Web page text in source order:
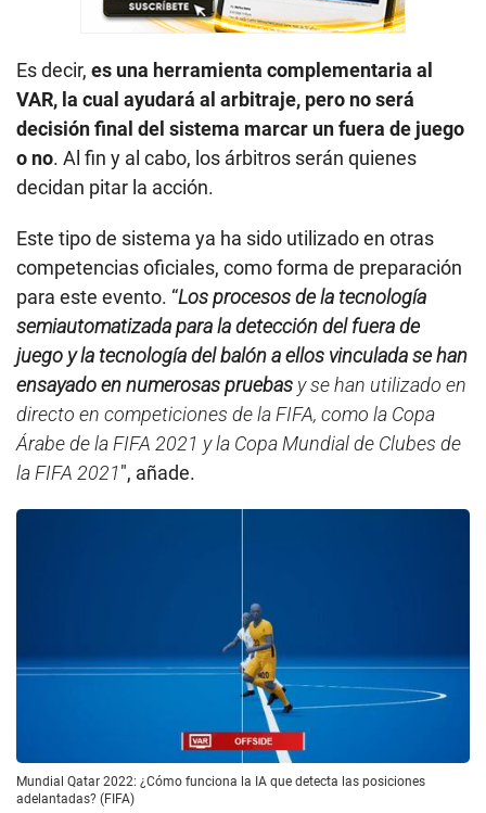
Es decir, es una herramienta complementaria al
VAR, la cual ayudará al arbitraje, pero no será
decisión final del sistema marcar un fuera de juego
o no. Al fin y al cabo, los árbitros serán quienes
decidan pitar la acción.
Este tipo de sistema ya ha sido utilizado en otras
competencias oficiales, como forma de preparación
para este evento. “Los procesos de la tecnología
semiautomatizada para la detección del fuera de
juego y la tecnología del balón a ellos vinculada se han
ensayado en numerosas pruebas y se han utilizado en
directo en competiciones de la FIFA, como la Copa
Árabe de la FIFA 2021 y la Copa Mundial de Clubes de
la FIFA 2021″, añade.
Mundial Qatar 2022: ¿Cómo funciona la IA que detecta las posiciones
adelantadas? (FIFA)